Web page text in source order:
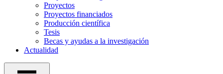
Proyectos
Proyectos financiados
Producción científica
Tesis
Becas y ayudas a la investigación
Actualidad